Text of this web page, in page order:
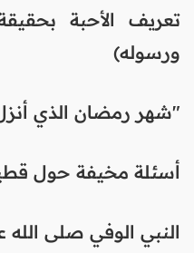
تعريف الأحبة
ورسوله)
"شهر رمضان الذي
أسئلة مخيفة حول
النبي الوفي صلى الله